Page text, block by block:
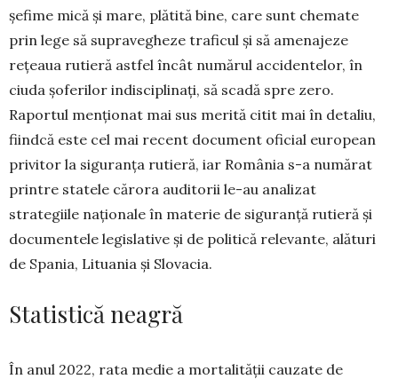
șefime mică și mare, plătită bine, care sunt chemate
prin lege să supravegheze traficul și să amenajeze
rețeaua rutieră astfel încât numărul accidentelor, în
ciuda șoferilor indisciplinați, să scadă spre zero.
Raportul menționat mai sus merită citit mai în detaliu,
fiindcă este cel mai recent document oficial european
privitor la siguranța rutieră, iar România s-a numărat
printre statele cărora auditorii le-au analizat
strategiile naționale în materie de siguranță rutieră și
documentele legis­lative și de politică relevante, alături
de Spania, Lituania și Slovacia.
Statistică neagră
În anul 2022, rata medie a mortalității cauzate de